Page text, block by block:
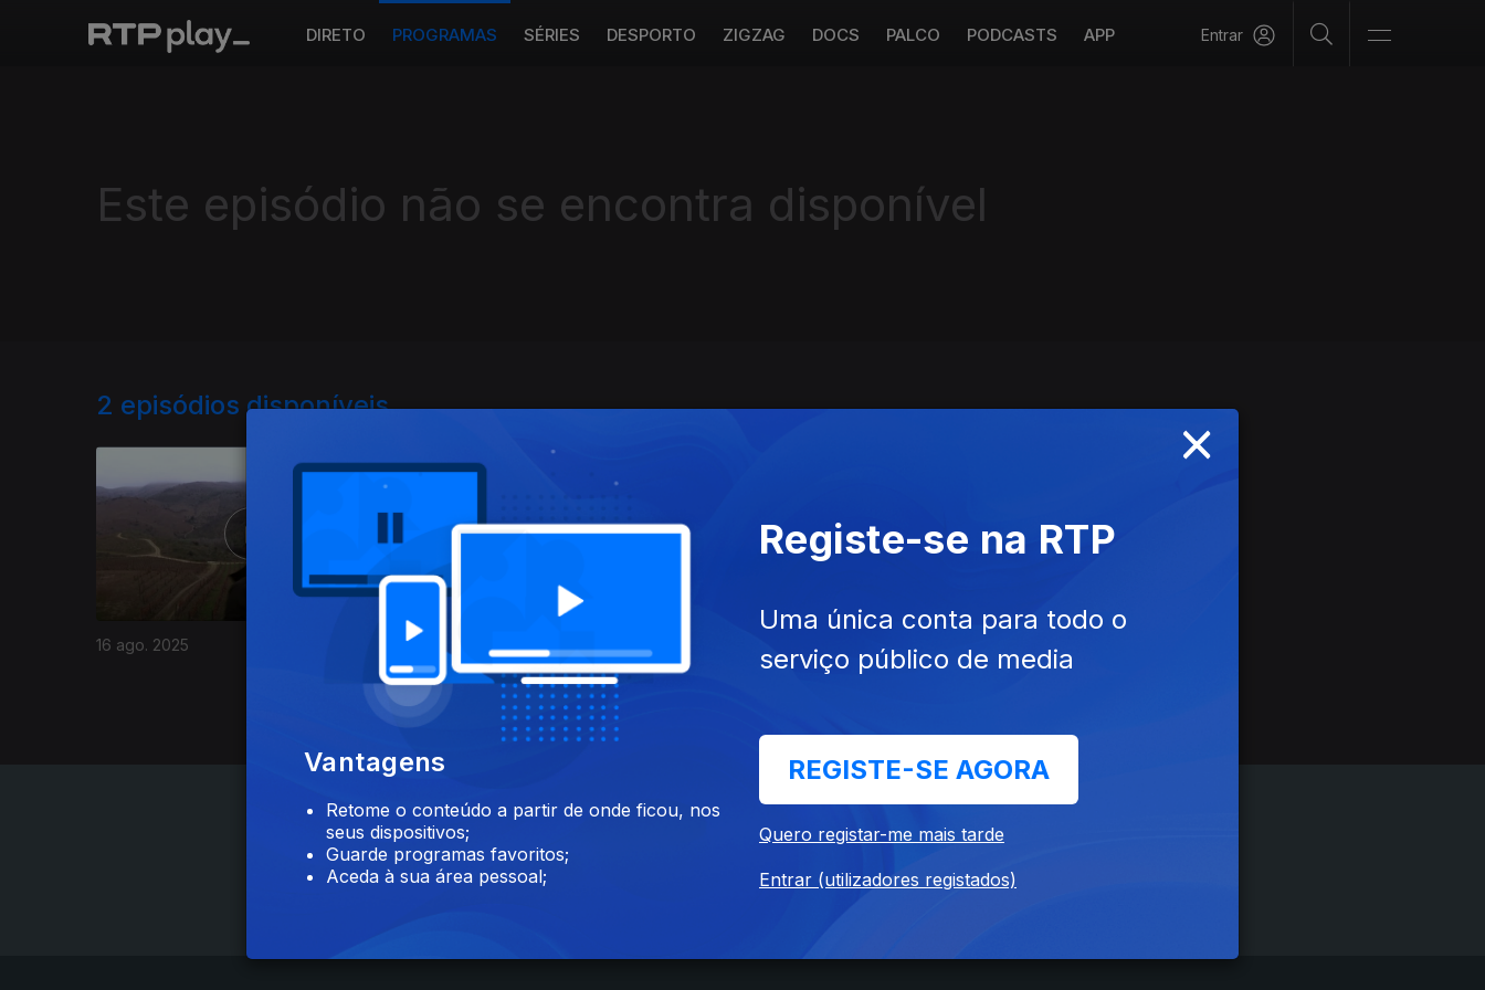
DIRETO PROGRAMAS SÉRIES DESPORTO ZIGZAG DOCS PALCO PODCASTS APP Entrar
Este episódio não se encontra disponível
2 episódios disponíveis
16 ago. 2025 09 jun. 2023
Instale a aplicaçãoRTP Play
×
Vantagens
Retome o conteúdo a partir de onde ficou, nos
seus dispositivos;
Guarde programas favoritos;
Aceda à sua área pessoal;
Registe-se na RTP
Uma única conta para todo o
serviço público de media
REGISTE-SE AGORA
Quero registar-me mais tarde
Entrar (utilizadores registados)